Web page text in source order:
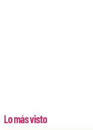
Lo más visto